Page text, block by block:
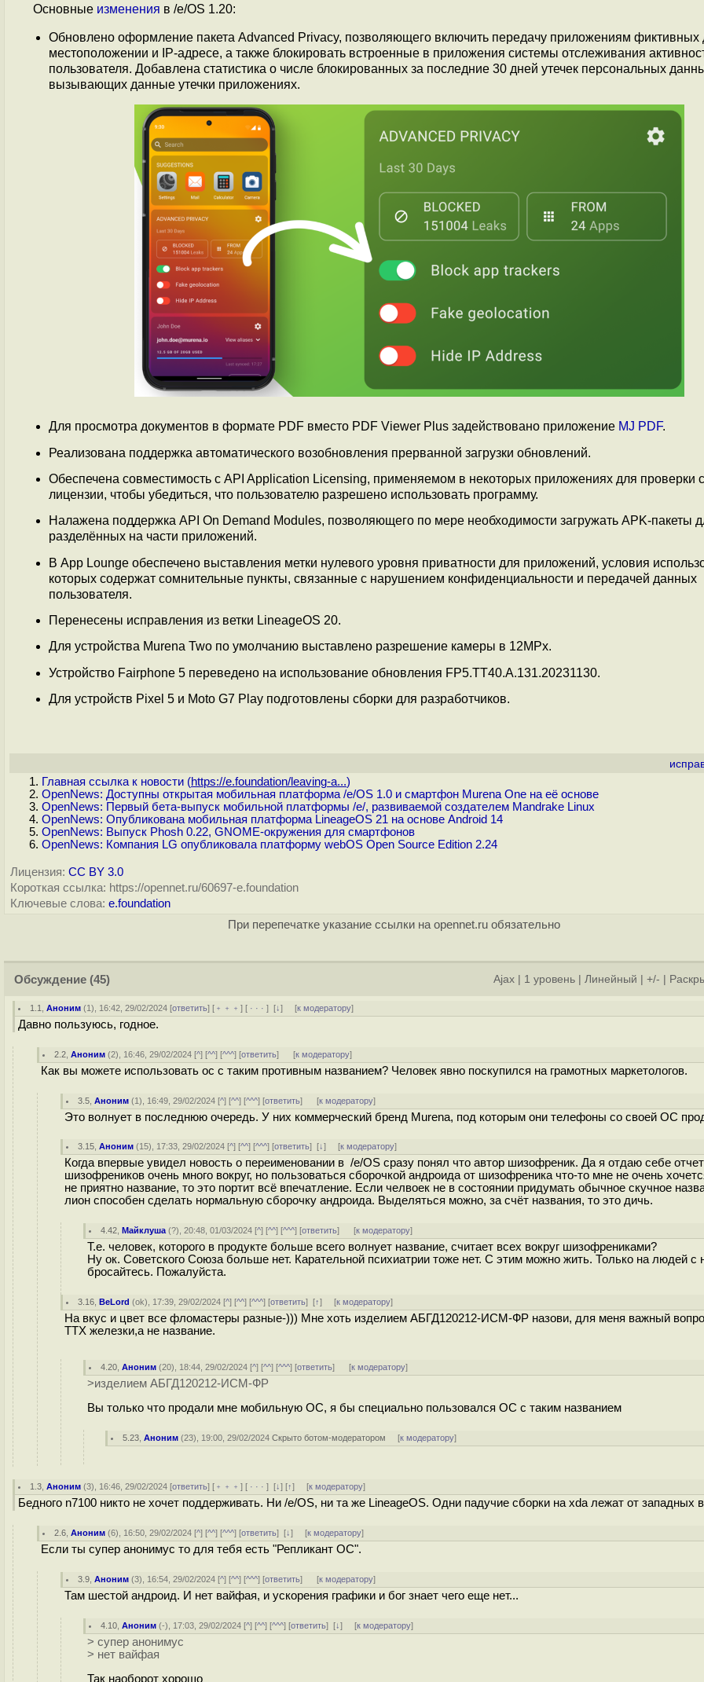
Основные изменения в /e/OS 1.20:
Обновлено оформление пакета Advanced Privacy, позволяющего включить передачу приложениям фиктивных
местоположении и IP-адресе, а также блокировать встроенные в приложения системы отслеживания
пользователя. Добавлена статистика о числе блокированных за последние 30 дней утечек персональных
вызывающих данные утечки приложениях.
Для просмотра документов в формате PDF вместо PDF Viewer Plus задействовано приложение MJ PDF.
Реализована поддержка автоматического возобновления прерванной загрузки обновлений.
Обеспечена совместимость с API Application Licensing, применяемом в некоторых приложениях для проверки
лицензии, чтобы убедиться, что пользователю разрешено использовать программу.
Налажена поддержка API On Demand Modules, позволяющего по мере необходимости загружать APK-пакеты
разделённых на части приложений.
В App Lounge обеспечено выставления метки нулевого уровня приватности для приложений, условия
которых содержат сомнительные пункты, связанные с нарушением конфиденциальности и передачей данных
пользователя.
Перенесены исправления из ветки LineageOS 20.
Для устройства Murena Two по умолчанию выставлено разрешение камеры в 12MPx.
Устройство Fairphone 5 переведено на использование обновления FP5.TT40.A.131.20231130.
Для устройств Pixel 5 и Moto G7 Play подготовлены сборки для разработчиков.
Главная ссылка к новости (https://e.foundation/leaving-a...)
OpenNews: Доступны открытая мобильная платформа /e/OS 1.0 и смартфон Murena One на её основе
OpenNews: Первый бета-выпуск мобильной платформы /e/, развиваемой создателем Mandrake Linux
OpenNews: Опубликована мобильная платформа LineageOS 21 на основе Android 14
OpenNews: Выпуск Phosh 0.22, GNOME-окружения для смартфонов
OpenNews: Компания LG опубликовала платформу webOS Open Source Edition 2.24
Лицензия: CC BY 3.0
Короткая ссылка: https://opennet.ru/60697-e.foundation
Ключевые слова: e.foundation
При перепечатке указание ссылки на opennet.ru обязательно
Обсуждение (45) Ajax 1 уровень Линейный +/-
1.1 ,Аноним (1), 16:42, 29/02/2024 [ответить] [ ﹢﹢﹢] [ · · ·][↓] [к модератору]
Давно пользуюсь, годное.
2.2 ,Аноним (2), 16:46, 29/02/2024 [^] [^^] [^^^] [ответить] [к модератору]
Как вы можете использовать ос с таким противным названием? Человек явно поскупился на грамотных маркетологов.
3.5 ,Аноним (1), 16:49, 29/02/2024 [^] [^^] [^^^] [ответить] [к модератору]
Это волнует в последнюю очередь. У них коммерческий бренд Murena, под которым они телефоны со своей ОС
3.15 ,Аноним (15), 17:33, 29/02/2024 [^] [^^] [^^^] [ответить][↓] [к модератору]
Когда впервые увидел новость о переименовании в /e/OS сразу понял что автор шизофреник. Да я отдаю себе
шизофреников очень много вокруг, но пользоваться сборочкой андроида от шизофреника что-то мне не очень
не приятно название, то это портит всё впечатление. Если челвоек не в состоянии придумать обычное скучное
лион способен сделать нормальную сборочку андроида. Выделяться можно, за счёт названия, то это дичь.
4.42 ,Майклуша (?), 20:48, 01/03/2024 [^] [^^] [^^^] [ответить] [к модератору]
Т.е. человек, которого в продукте больше всего волнует название, считает всех вокруг шизофрениками?
Ну ок. Советского Союза больше нет. Карательной психиатрии тоже нет. С этим можно жить. Только на людей с
бросайтесь. Пожалуйста.
3.16 ,BeLord (ok), 17:39, 29/02/2024 [^] [^^] [^^^] [ответить][↑] [к модератору]
На вкус и цвет все фломастеры разные-))) Мне хоть изделием АБГД120212-ИСМ-ФР назови, для меня важный
ТТХ железки,а не название.
4.20 ,Аноним (20), 18:44, 29/02/2024 [^] [^^] [^^^] [ответить] [к модератору]
>изделием АБГД120212-ИСМ-ФР
Вы только что продали мне мобильную ОС, я бы специально пользовался ОС с таким названием
5.23 ,Аноним (23), 19:00, 29/02/2024Скрыто ботом-модератором [к модератору]
1.3 ,Аноним (3), 16:46, 29/02/2024 [ответить] [ ﹢﹢﹢] [ · · ·][↓] [↑] [к модератору]
Бедного n7100 никто не хочет поддерживать. Ни /e/OS, ни та же LineageOS. Одни падучие сборки на xda лежат от западных
2.6 ,Аноним (6), 16:50, 29/02/2024 [^] [^^] [^^^] [ответить][↓] [к модератору]
Если ты супер анонимус то для тебя есть "Репликант ОС".
3.9 ,Аноним (3), 16:54, 29/02/2024 [^] [^^] [^^^] [ответить] [к модератору]
Там шестой андроид. И нет вайфая, и ускорения графики и бог знает чего еще нет...
4.10 ,Аноним (-), 17:03, 29/02/2024 [^] [^^] [^^^] [ответить][↓] [к модератору]
> супер анонимус
> нет вайфая
Так наоборот хорошо